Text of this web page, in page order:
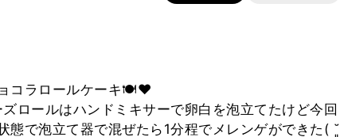
ョコラロールケーキ🍽❤️
ロールはハンドミキサーで卵白を泡立てたけど今回
態で泡立て器で混ぜたら1分程でメレンゲができた( ˘͈